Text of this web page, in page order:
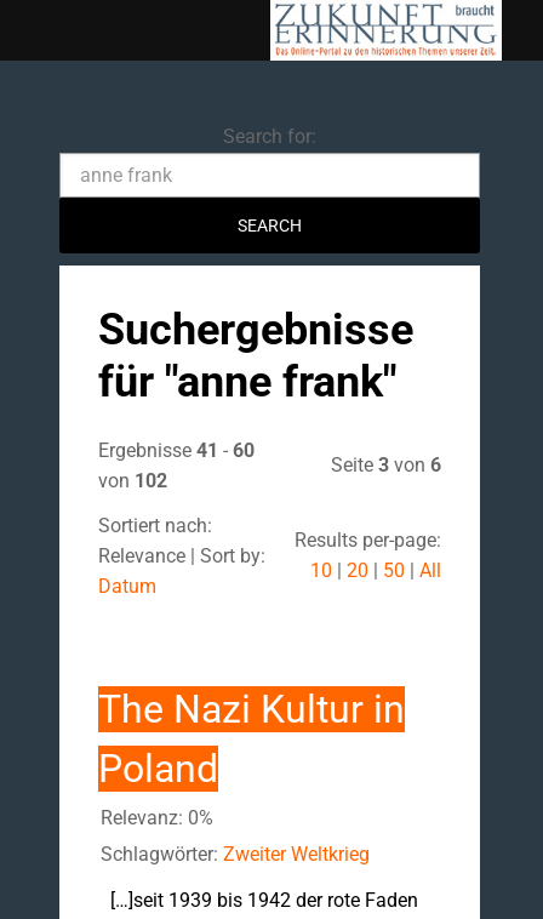
Search for:Search
Suchergebnisse
für "anne frank"
Ergebnisse 41 - 60
von 102
Seite 3von 6
Sortiert nach:
Relevance | Sort by:
Datum
Results per-page:
10 | 20 | 50 | All
The Nazi Kultur in
Poland
Relevanz: 0%
Schlagwörter: Zweiter Weltkrieg
[…]seit 1939 bis 1942 der rote Faden